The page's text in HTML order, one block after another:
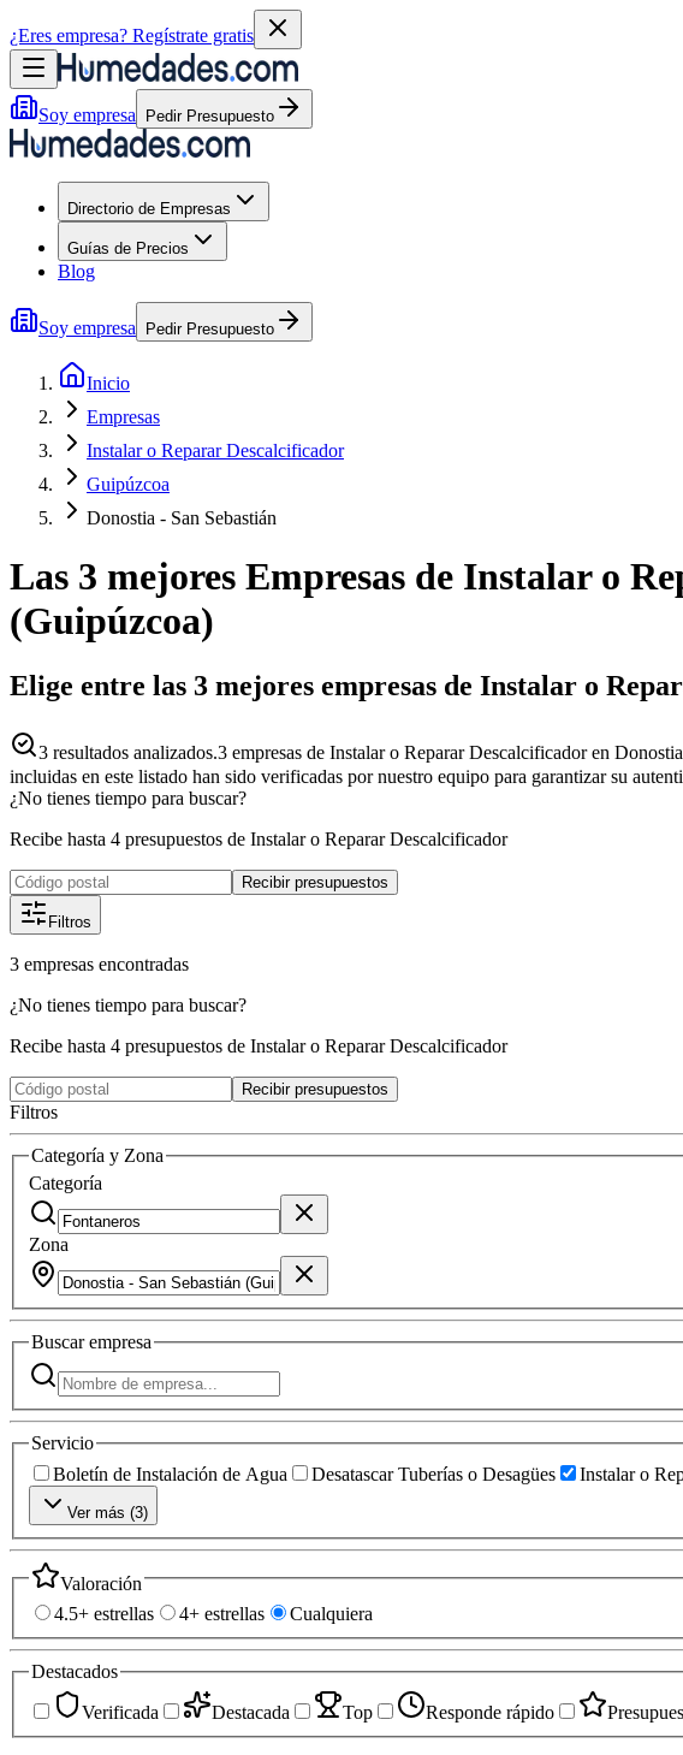
¿Eres empresa? Regístrate gratis
Soy empresa Pedir Presupuesto
Directorio de Empresas
Guías de Precios
Blog
Soy empresa Pedir Presupuesto
Inicio
Empresas
Instalar o Reparar Descalcificador
Guipúzcoa
Donostia - San Sebastián
Las 3 mejores Empresas de Instalar o
(Guipúzcoa)
Elige entre las 3 mejores empresas de Instalar o
3 resultados analizados.3 empresas de Instalar o Reparar Descalcificador en
incluidas en este listado han sido verificadas por nuestro equipo para garantizar su
¿No tienes tiempo para buscar?
Recibe hasta 4 presupuestos de Instalar o Reparar Descalcificador
Recibir presupuestos
Filtros
3 empresas encontradas
¿No tienes tiempo para buscar?
Recibe hasta 4 presupuestos de Instalar o Reparar Descalcificador
Recibir presupuestos
Filtros
Categoría y Zona
Categoría
Zona
Buscarempresa
Servicio
Boletín de Instalación de Agua
Desatascar Tuberías o Desagües Instalar o
Ver más (3)
Valoración
4.5+ estrellas
4+ estrellas Cualquiera
Destacados
Verificada
Destacada Top Responde rápido